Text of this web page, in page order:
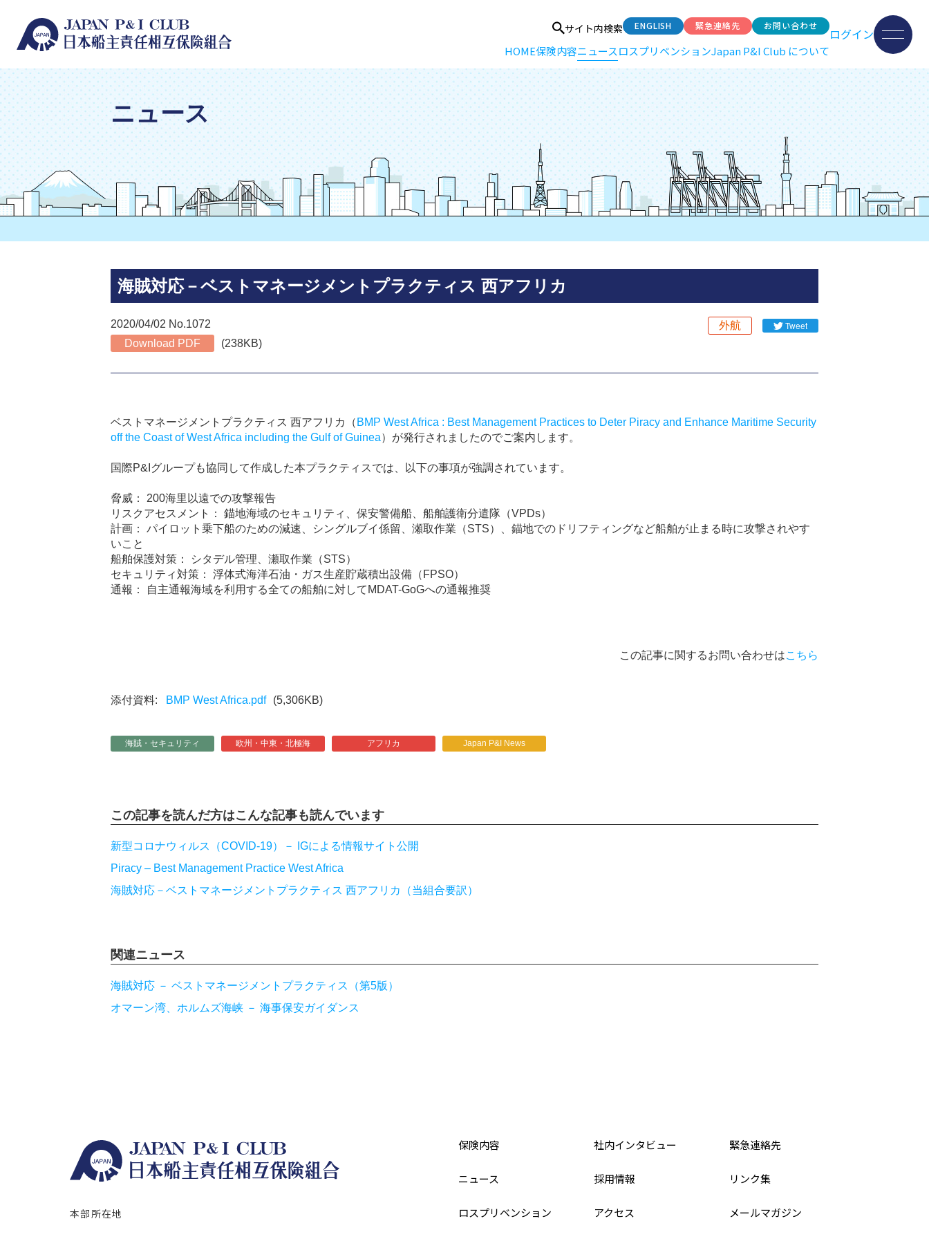
サイト内検索 ENGLISH 緊急連絡先 お問い合わせ
HOME保険内容ニュースロスプリベンションJapan P&I Club について
ログイン
ニュース
海賊対応－ベストマネージメントプラクティス 西アフリカ
2020/04/02 No.1072 外航
Tweet
Download PDF
(238KB)
ベストマネージメントプラクティス 西アフリカ（ BMP West Africa : Best Management Practices to Deter Piracy and Enhance Maritime Security
off the Coast of West Africa including the Gulf of Guinea）が発行されましたのでご案内します。
国際P&I グループも協同して作成した本プラクティスでは、以下の事項が強調されています。
脅威： 200海里以遠での攻撃報告
リスクアセスメント： 錨地海域のセキュリティ、保安警備船、船舶護衛分遣隊（VPDs）
計画： パイロット乗下船のための減速、シングルブイ係留、瀬取作業（STS）、錨地でのドリフティングなど船舶が止まる時に攻撃されやす
いこと
船舶保護対策： シタデル管理、瀬取作業（STS）
セキュリティ対策： 浮体式海洋石油・ガス生産貯蔵積出設備（ FPSO）
通報： 自主通報海域を利用する全ての船舶に対して MDAT-GoGへの通報推奨
この記事に関するお問い合わせはこちら
BMP West Africa.pdf (5,306KB)
海賊・セキュリティ 欧州・中東・北極海 アフリカ Japan P&I News
この記事を読んだ方はこんな記事も読んでいます
新型コロナウィルス（COVID-19）－ IGによる情報サイト公開
Piracy – Best Management Practice West Africa
海賊対応－ベストマネージメントプラクティス 西アフリカ（当組合要訳）
関連ニュース
海賊対応 － ベストマネージメントプラクティス（第5版）
オマーン湾、ホルムズ海峡 － 海事保安ガイダンス
本部所在地
保険内容 社内インタビュー 緊急連絡先
ニュース 採用情報 リンク集
ロスプリベンション アクセス メールマガジン